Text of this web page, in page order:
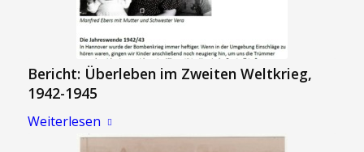
Bericht: Überleben im Zweiten Weltkrieg,
1942-1945
Weiterlesen